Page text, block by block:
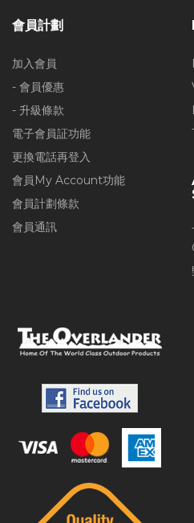
會員計劃
加入會員
- 會員優惠
- 升級條款
電子會員証功能
更換電話再登入
會員My Account功能
會員計劃條款
會員通訊